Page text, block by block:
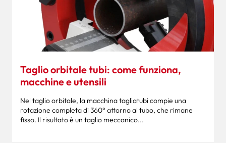
Taglio orbitale tubi: come funziona,
macchine e utensili
Nel taglio orbitale, la macchina tagliatubi compie una
rotazione completa di 360° attorno al tubo, che rimane
fisso. Il risultato è un taglio meccanico...